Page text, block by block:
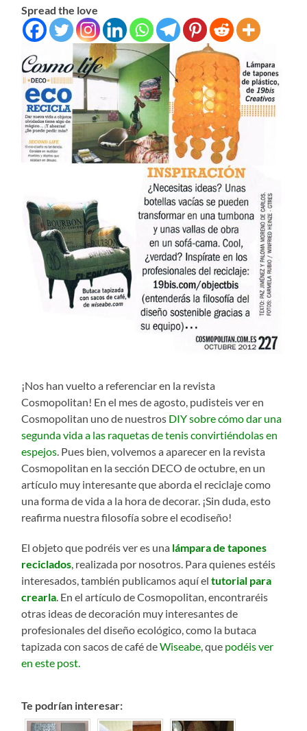
Spread the love
¡Nos han vuelto a referenciar en la revista
Cosmopolitan! En el mes de agosto, pudisteis ver en
Cosmopolitan uno de nuestros DIY sobre cómo dar una
segunda vida a las raquetas de tenis convirtiéndolas en
espejos . Pues bien, volvemos a aparecer en la revista
Cosmopolitan en la sección DECO de octubre, en un
artículo muy interesante que aborda el reciclaje como
una forma de vida a la hora de decorar. ¡Sin duda, esto
reafirma nuestra filosofía sobre el ecodiseño!
El objeto que podréis ver es una lámpara de tapones
reciclados , realizada por nosotros. Para quienes estéis
interesados, también publicamos aquí eltutorial para
crearla . En el artículo de Cosmopolitan, encontraréis
otras ideas de decoración muy interesantes de
profesionales del diseño ecológico, como la butaca
tapizada con sacos de café deWiseabe , que podéis ver
en este post.
Te podrían interesar: